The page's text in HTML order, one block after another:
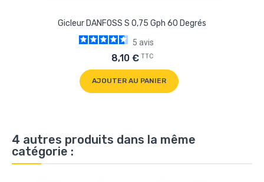
Gicleur DANFOSS S 0,75 Gph 60 Degrés
5 avis
8,10 € TTC
AJOUTER AU PANIER
4 autres produits dans la même
catégorie :